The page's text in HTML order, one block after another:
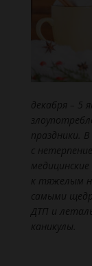
декабря – 5
праздники.
с
к тяжелым
самыми
ДТП и
каникулы.